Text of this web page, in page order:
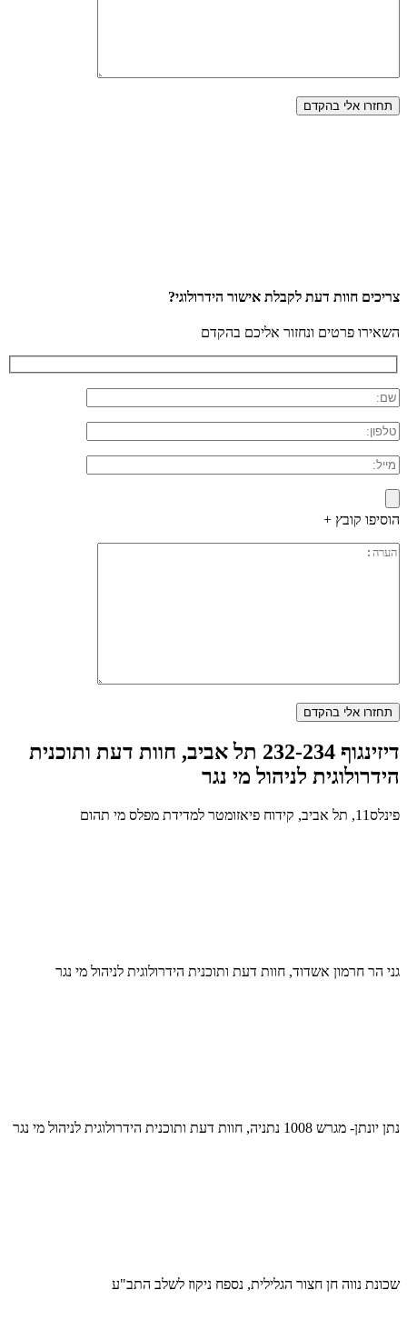
צריכים חוות דעת לקבלת אישור הידרולוגי?
השאירו פרטים ונחזור אליכם בהקדם
הוסיפו קובץ +
דיזינגוף 232-234 תל אביב, חוות דעת ותוכנית
הידרולוגית לניהול מי נגר
פינלס11, תל אביב, קידוח פיאזומטר למדידת מפלס מי תהום
גני הר חרמון אשדוד, חוות דעת ותוכנית הידרולוגית לניהול מי נגר
נתן יונתן- מגרש 1008 נתניה, חוות דעת ותוכנית הידרולוגית לניהול מי נגר
שכונת נווה חן חצור הגלילית, נספח ניקוז לשלב התב"ע